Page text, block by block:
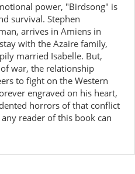
power, "Birdsong" is
survival. Stephen
arrives in Amiens in
with the Azaire family,
married Isabelle. But,
war, the relationship
to fight on the Western
engraved on his heart,
horrors of that conflict
reader of this book can